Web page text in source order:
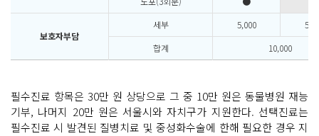
보호자부담
세부 5,000
합계
10,000
필수진료 항목은 30만 원 상당으로 그 중 10만 원은 동물병원 재능
기부, 나머지 20만 원은 서울시와 자치구가 지원한다. 선택진료는
필수진료 시 발견된 질병치료 및 중성화수술에 한해 필요한 경우 지